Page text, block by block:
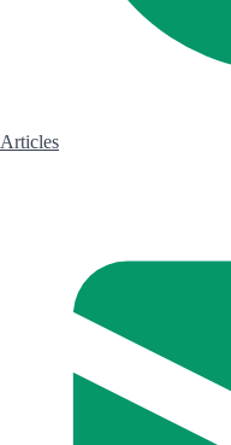
Articles